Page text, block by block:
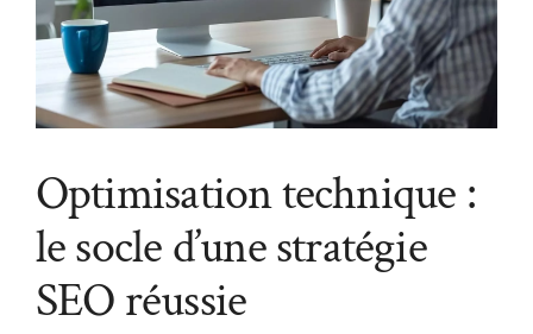
Optimisation technique :
le socle d’une stratégie
SEO réussie